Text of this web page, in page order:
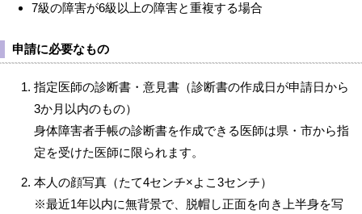
7級の障害が6級以上の障害と重複する場合
申請に必要なもの
指定医師の診断書・意見書（診断書の作成日が申請日から
3か月以内のもの）
身体障害者手帳の診断書を作成できる医師は県・市から指
定を受けた医師に限られます。
本人の顔写真（たて4センチ×よこ3センチ）
※最近1年以内に無背景で、脱帽し正面を向き上半身を写